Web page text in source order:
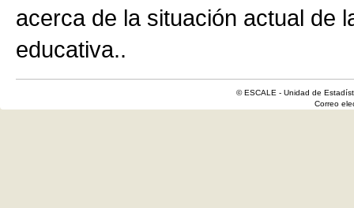
acerca de la situación actual de
educativa..
© ESCALE - Unidad de
Correo